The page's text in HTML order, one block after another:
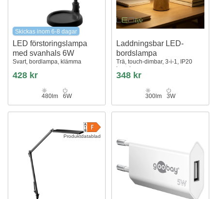
Skickas inom 6-8 dagar
LED förstoringslampa
med svanhals 6W
Svart, bordlampa, klämma
428 kr
480lm 6W
Laddningsbar LED-
bordslampa
Trä, touch-dimbar, 3-i-1, IP20
inomhus
348 kr
300lm 3W
Produktdatablad